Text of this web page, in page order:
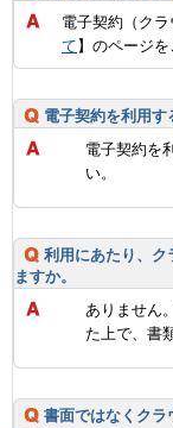
電子契約（ク
て 】のページを
電子契約を利用す
電子契約を
い。
利用にあたり、ク
ますか。
ありません
た上で、書
書面ではなくクラ